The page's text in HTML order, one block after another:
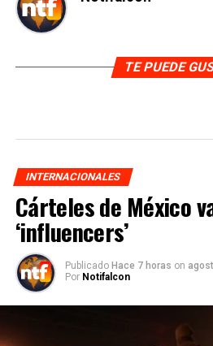
TE PUEDE
INTERNACIONALES
Cárteles de México
‘influencers’
Publicado Hace 7 horas on
Por Notifalcon